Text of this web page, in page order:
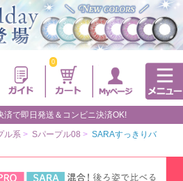
0
済で即日発送＆コンビニ決済OK!
ル系 > Sパープル08 > SARAすっきりバ